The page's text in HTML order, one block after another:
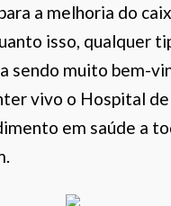
a melhoria do
isso, qualquer
sendo muito bem-
vivo o Hospital
em saúde a